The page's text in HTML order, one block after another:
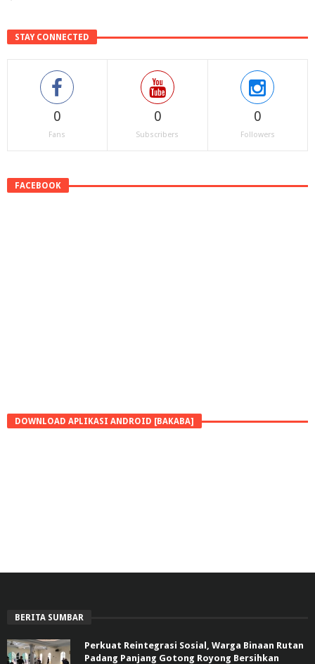
STAY CONNECTED
0
Fans
0
Subscribers
0
Followers
FACEBOOK
DOWNLOAD APLIKASI ANDROID [BAKABA]
BERITA SUMBAR
Perkuat Reintegrasi Sosial, Warga Binaan Rutan
Padang Panjang Gotong Royong Bersihkan